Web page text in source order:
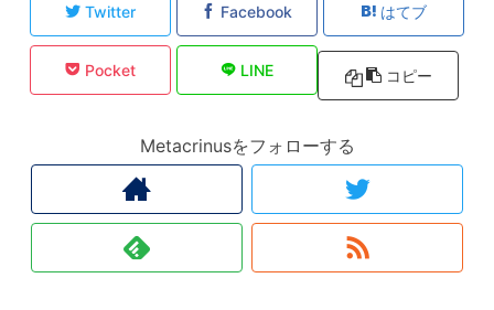
Twitter Facebook はてブ
Pocket LINE コピー
Metacrinusをフォローする